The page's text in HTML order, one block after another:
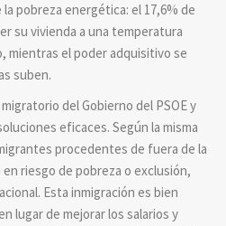
pobreza energética: el 17,6% de
su vivienda a una temperatura
mientras el poder adquisitivo se
suben.
del Gobierno del PSOE y
eficaces. Según la misma
procedentes de fuera de la
riesgo de pobreza o exclusión,
Esta inmigración es bien
lugar de mejorar los salarios y